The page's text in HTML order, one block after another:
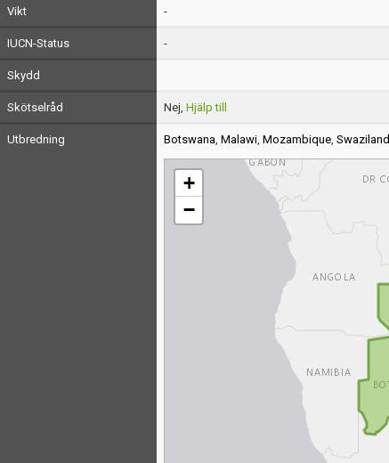
Vikt -
IUCN-Status -
Skydd
Skötselråd Nej, Hjälp till
Utbredning Botswana, Malawi, Mozambique, Swaziland
+
−